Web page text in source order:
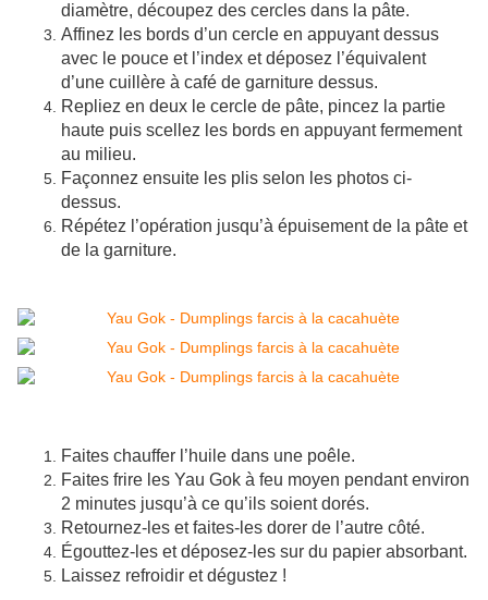
diamètre, découpez des cercles dans la pâte.
Affinez les bords d’un cercle en appuyant dessus
avec le pouce et l’index et déposez l’équivalent
d’une cuillère à café de garniture dessus.
Repliez en deux le cercle de pâte, pincez la partie
haute puis scellez les bords en appuyant fermement
au milieu.
Façonnez ensuite les plis selon les photos ci-
dessus.
Répétez l’opération jusqu’à épuisement de la pâte et
de la garniture.
Faites chauffer l’huile dans une poêle.
Faites frire les Yau Gok à feu moyen pendant environ
2 minutes jusqu’à ce qu’ils soient dorés.
Retournez-les et faites-les dorer de l’autre côté.
Égouttez-les et déposez-les sur du papier absorbant.
Laissez refroidir et dégustez !